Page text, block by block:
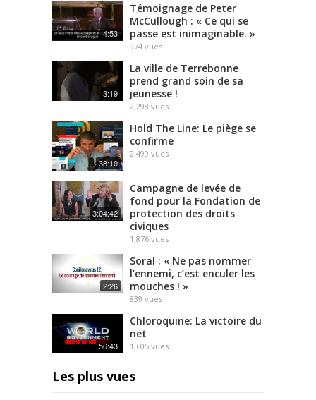
4:53
Témoignage de Peter
McCullough : « Ce qui se
passe est inimaginable. »
974 vues
3:19
La ville de Terrebonne
prend grand soin de sa
jeunesse !
2,298 vues
38:10
Hold The Line: Le piège se
confirme
2,499 vues
3:04:42
Campagne de levée de
fond pour la Fondation de
protection des droits
civiques
1,876 vues
2:26
Soral : « Ne pas nommer
l’ennemi, c’est enculer les
mouches ! »
839 vues
56:43
Chloroquine: La victoire du
net
1,605 vues
Les plus vues